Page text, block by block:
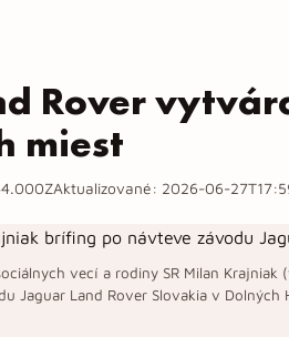
Rover
miest
Aktualizované: 2026-06-
vecí a rodiny SR Milan
Jaguar Land Rover Slovakia v Dolných